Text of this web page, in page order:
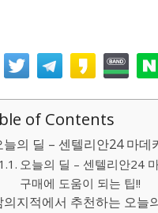
of Contents
늘의 딜 – 센텔리안24 마
오늘의 딜 – 센텔리안24
구매에 도움이 되는 팁!!
의지적에서 추천하는 오늘